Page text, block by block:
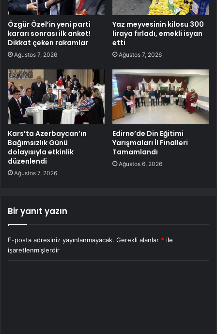
Özgür Özel’in yeni parti
kararı sonrası ilk anket!
Dikkat çeken rakamlar
Ağustos 7, 2026
Yaz meyvesinin kilosu 300
liraya fırladı, emekli isyan
etti
Ağustos 7, 2026
Kars’ta Azerbaycan’ın
Bağımsızlık Günü
dolayısıyla etkinlik
düzenlendi
Ağustos 7, 2026
Edirne’de Din Eğitimi
Yarışmaları İl Finalleri
Tamamlandı
Ağustos 6, 2026
Bir yanıt yazın
E-posta adresiniz yayınlanmayacak. Gerekli alanlar * ile
işaretlenmişlerdir